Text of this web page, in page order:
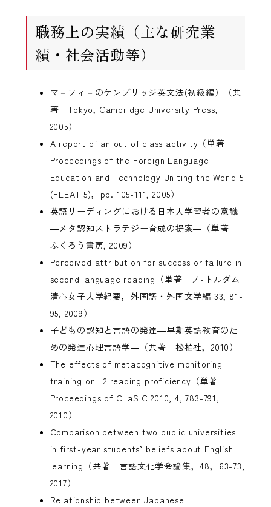
職務上の実績（主な研究業
績・社会活動等）
マ－フィ－のケンブリッジ英文法(初級編）（共
著 Tokyo, Cambridge University Press,
2005）
A report of an out of class activity（単著
Proceedings of the Foreign Language
Education and Technology Uniting the World 5
(FLEAT 5)，pp. 105-111, 2005）
英語リーディングにおける日本人学習者の意識
―メタ認知ストラテジー育成の提案―（単著
ふくろう書房, 2009）
Perceived attribution for success or failure in
second language reading（単著 ノ-トルダム
清心女子大学紀要，外国語・外国文学編 33, 81-
95, 2009）
子どもの認知と言語の発達―早期英語教育のた
めの発達心理言語学―（共著 松柏社，2010）
The effects of metacognitive monitoring
training on L2 reading proficiency（単著
Proceedings of CLaSIC 2010, 4, 783-791,
2010）
Comparison between two public universities
in first-year students’ beliefs about English
learning（共著 言語文化学会論集，48，63-73,
2017）
Relationship between Japanese